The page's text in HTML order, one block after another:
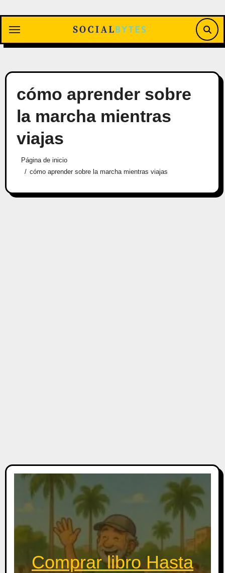
contenido
cómo aprender sobre
la marcha mientras
viajas
Página de inicio
cómo aprender sobre la marcha mientras viajas
Comprar libro Hasta